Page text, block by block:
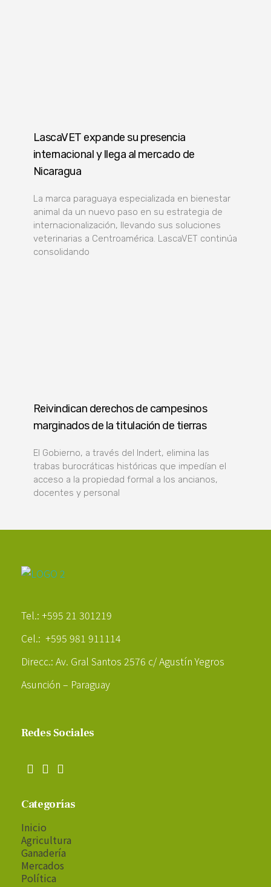
LascaVET expande su presencia
internacional y llega al mercado de
Nicaragua
La marca paraguaya especializada en bienestar
animal da un nuevo paso en su estrategia de
internacionalización, llevando sus soluciones
veterinarias a Centroamérica. LascaVET continúa
consolidando
Reivindican derechos de campesinos
marginados de la titulación de tierras
El Gobierno, a través del Indert, elimina las
trabas burocráticas históricas que impedían el
acceso a la propiedad formal a los ancianos,
docentes y personal
Tel.: +595 21 301219
Cel.: +595 981 911114
Direcc.: Av. Gral Santos 2576 c/ Agustín Yegros
Asunción – Paraguay
Redes Sociales
Categorías
Inicio
Agricultura
Ganadería
Mercados
Política